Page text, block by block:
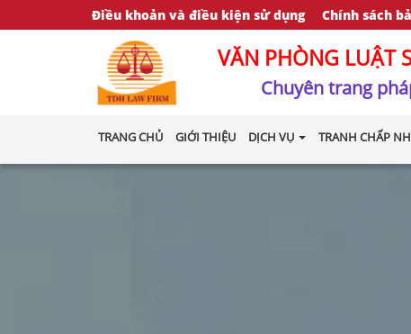
Điều khoản và điều kiện sử dụng Chính sách
VĂN PHÒNG LUẬT
Chuyên trang
TRANG CHỦ GIỚI THIỆU DỊCH VỤ TRANH CHẤP